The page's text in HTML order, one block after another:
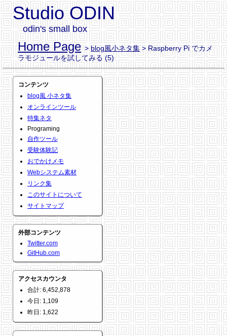
Studio ODIN
odin's small box
Home Page >blog風小ネタ集> Raspberry Pi でカメ
ラモジュールを試してみる (5)
コンテンツ
blog風 小ネタ集
オンラインツール
特集ネタ
Programing
自作ツール
受験体験記
おでかけメモ
Webシステム素材
リンク集
このサイトについて
サイトマップ
外部コンテンツ
Twitter.com
GitHub.com
アクセスカウンタ
合計: 6,452,878
今日: 1,109
昨日: 1,622